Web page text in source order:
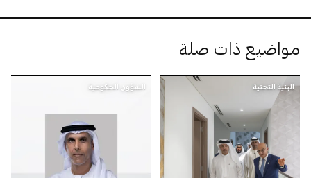
مواضيع ذات صلة
البنية التحتية الشؤون الحكومية